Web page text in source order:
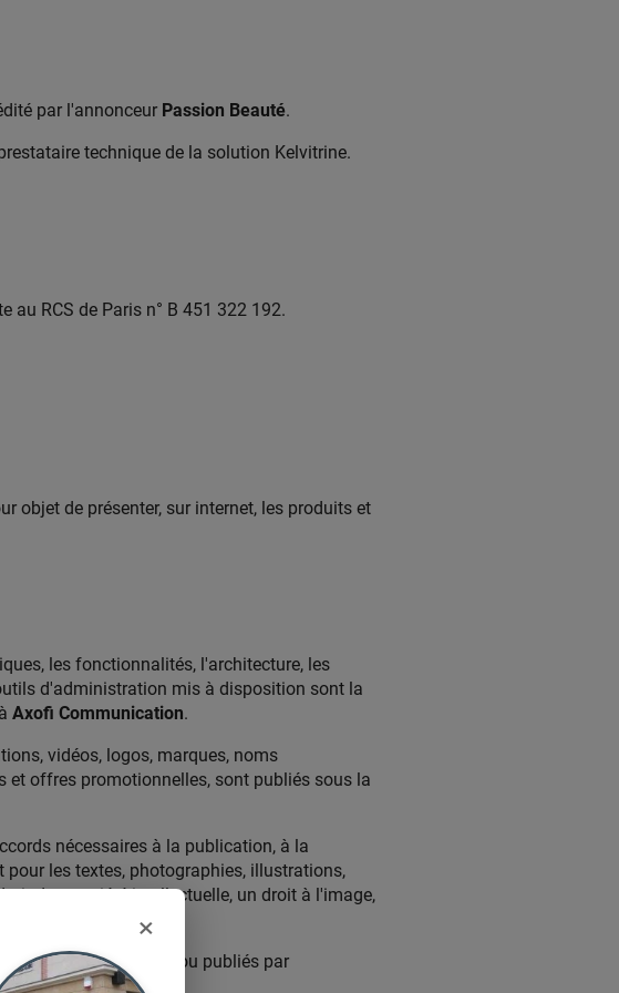
par l'annonceur Passion Beauté.
technique de la solution Kelvitrine.
au RCS de Paris n° B 451 322 192.
objet de présenter, sur internet, les produits et
les fonctionnalités, l'architecture, les
d'administration mis à disposition sont la
Axofi Communication.
vidéos, logos, marques, noms
et offres promotionnelles, sont publiés sous la
nécessaires à la publication, à la
les textes, photographies, illustrations,
de propriété intellectuelle, un droit à l'image,
modifiés, validés ou publiés par
×